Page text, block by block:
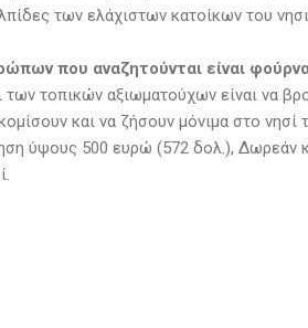
των ελάχιστων κατοίκων του
που αναζητούνται είναι
τοπικών αξιωματούχων είναι να
και να ζήσουν μόνιμα στο
ύψους 500 ευρώ (572 δολ.), Δωρεάν